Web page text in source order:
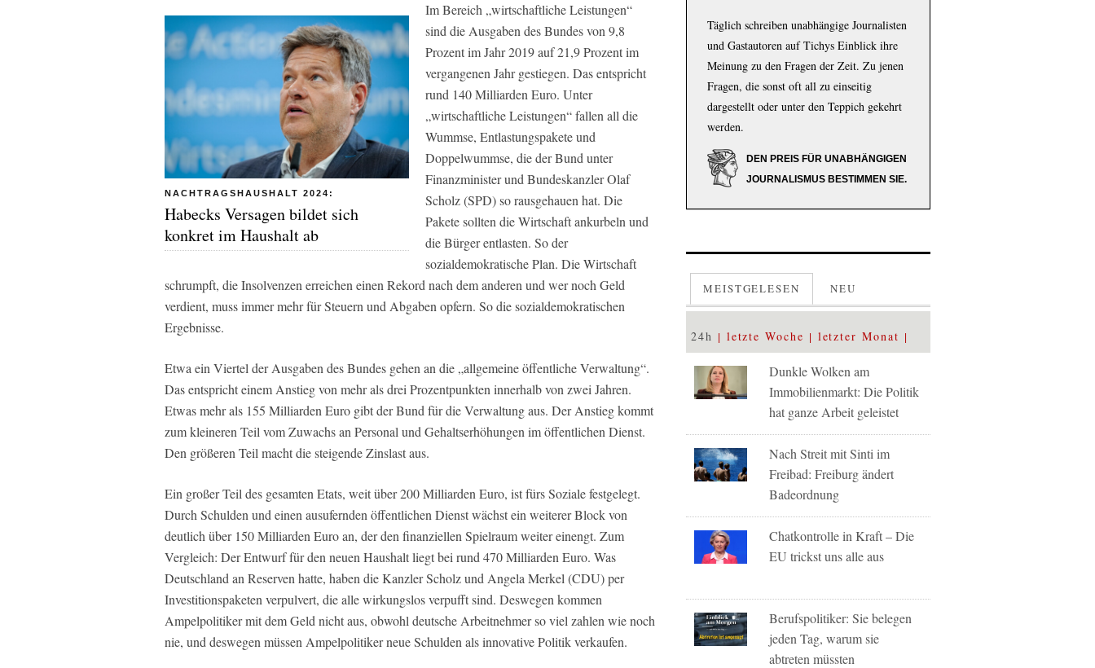
NACHTRAGSHAUSHALT 2024:
Habecks Versagen bildet sich
konkret im Haushalt ab
Im Bereich „wirtschaftliche Leistungen“
sind die Ausgaben des Bundes von 9,8
Prozent im Jahr 2019 auf 21,9 Prozent im
vergangenen Jahr gestiegen. Das entspricht
rund 140 Milliarden Euro. Unter
„wirtschaftliche Leistungen“ fallen all die
Wummse, Entlastungspakete und
Doppelwummse, die der Bund unter
Finanzminister und Bundeskanzler Olaf
Scholz (SPD) so rausgehauen hat. Die
Pakete sollten die Wirtschaft ankurbeln und
die Bürger entlasten. So der
sozialdemokratische Plan. Die Wirtschaft
schrumpft, die Insolvenzen erreichen einen Rekord nach dem anderen und wer noch Geld
verdient, muss immer mehr für Steuern und Abgaben opfern. So die sozialdemokratischen
Ergebnisse.
Etwa ein Viertel der Ausgaben des Bundes gehen an die „allgemeine öffentliche Verwaltung“.
Das entspricht einem Anstieg von mehr als drei Prozentpunkten innerhalb von zwei Jahren.
Etwas mehr als 155 Milliarden Euro gibt der Bund für die Verwaltung aus. Der Anstieg kommt
zum kleineren Teil vom Zuwachs an Personal und Gehaltserhöhungen im öffentlichen Dienst.
Den größeren Teil macht die steigende Zinslast aus.
Ein großer Teil des gesamten Etats, weit über 200 Milliarden Euro, ist fürs Soziale festgelegt.
Durch Schulden und einen ausufernden öffentlichen Dienst wächst ein weiterer Block von
deutlich über 150 Milliarden Euro an, der den finanziellen Spielraum weiter einengt. Zum
Vergleich: Der Entwurf für den neuen Haushalt liegt bei rund 470 Milliarden Euro. Was
Deutschland an Reserven hatte, haben die Kanzler Scholz und Angela Merkel (CDU) per
Investitionspaketen verpulvert, die alle wirkungslos verpufft sind. Deswegen kommen
Ampelpolitiker mit dem Geld nicht aus, obwohl deutsche Arbeitnehmer so viel zahlen wie noch
nie, und deswegen müssen Ampelpolitiker neue Schulden als innovative Politik verkaufen.
Täglich schreiben unabhängige Journalisten
und Gastautoren auf Tichys Einblick ihre
Meinung zu den Fragen der Zeit. Zu jenen
Fragen, die sonst oft all zu einseitig
dargestellt oder unter den Teppich gekehrt
werden.
DEN PREIS FÜR UNABHÄNGIGEN
JOURNALISMUS BESTIMMEN SIE.
MEISTGELESEN NEU
24h letzte Woche letzter Monat
Dunkle Wolken am
Immobilienmarkt: Die Politik
hat ganze Arbeit geleistet
Nach Streit mit Sinti im
Freibad: Freiburg ändert
Badeordnung
Chatkontrolle in Kraft – Die
EU trickst uns alle aus
Berufspolitiker: Sie belegen
jeden Tag, warum sie
abtreten müssten